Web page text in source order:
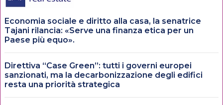
Economia sociale e diritto alla casa, la senatrice
Tajani rilancia: «Serve una finanza etica per un
Paese più equo».
Direttiva “Case Green”: tutti i governi europei
sanzionati, ma la decarbonizzazione degli edifici
resta una priorità strategica